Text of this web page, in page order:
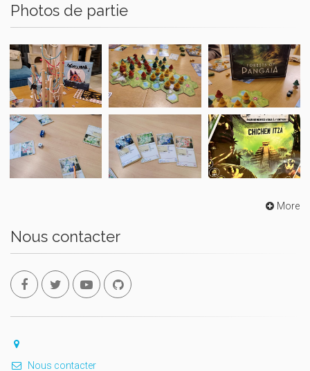
Photos de partie
More
Nous contacter
Nous contacter